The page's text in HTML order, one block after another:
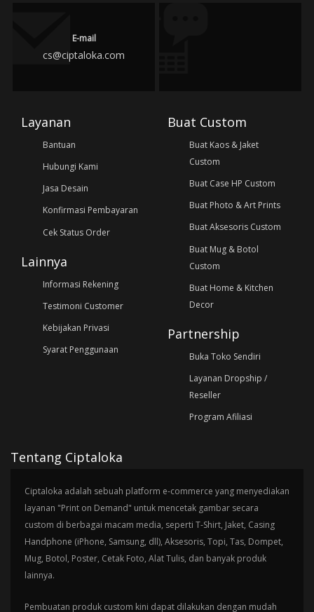
E-mail
cs@ciptaloka.com
Layanan
Bantuan
Hubungi Kami
Jasa Desain
Konfirmasi Pembayaran
Cek Status Order
Lainnya
Informasi Rekening
Testimoni Customer
Kebijakan Privasi
Syarat Penggunaan
Buat Custom
Buat Kaos & Jaket
Custom
Buat Case HP Custom
Buat Photo & Art Prints
Buat Aksesoris Custom
Buat Mug & Botol
Custom
Buat Home & Kitchen
Decor
Partnership
Buka Toko Sendiri
Layanan Dropship /
Reseller
Program Afiliasi
Tentang Ciptaloka
Ciptaloka adalah sebuah platform e-commerce yang menyediakan
layanan "Print on Demand" untuk mencetak gambar secara
custom di berbagai macam media, seperti T-Shirt, Jaket, Casing
Handphone (iPhone, Samsung, dll), Aksesoris, Topi, Tas, Dompet,
Mug, Botol, Poster, Cetak Foto, Alat Tulis, dan banyak produk
lainnya.
Pembuatan produk custom kini dapat dilakukan dengan mudah